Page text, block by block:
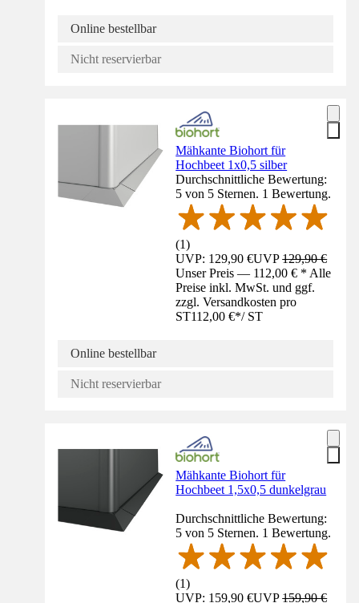
Online bestellbar
Nicht reservierbar
Mähkante Biohort für
Hochbeet 1x0,5 silber
Durchschnittliche Bewertung:
5 von 5 Sternen. 1 Bewertung.
(1)
UVP: 129,90 €UVP129,90 €
Unser Preis — 112,00 € * Alle
Preise inkl. MwSt. und ggf.
zzgl. Versandkosten pro
ST112,00 €*/ ST
Online bestellbar
Nicht reservierbar
Mähkante Biohort für
Hochbeet 1,5x0,5 dunkelgrau
Durchschnittliche Bewertung:
5 von 5 Sternen. 1 Bewertung.
(1)
UVP: 159,90 €UVP159,90 €